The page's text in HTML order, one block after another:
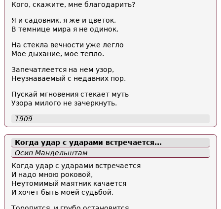
Кого, скажите, мне благодарить?
Я и садовник, я же и цветок,
В темнице мира я не одинок.
На стекла вечности уже легло
Мое дыхание, мое тепло.
Запечатлеется на нем узор,
Неузнаваемый с недавних пор.
Пускай мгновения стекает муть
Узора милого не зачеркнуть.
1909
Когда удар с ударами встречается...
Осип Мандельштам
Когда удар с ударами встречается
И надо мною роковой,
Неутомимый маятник качается
И хочет быть моей судьбой,